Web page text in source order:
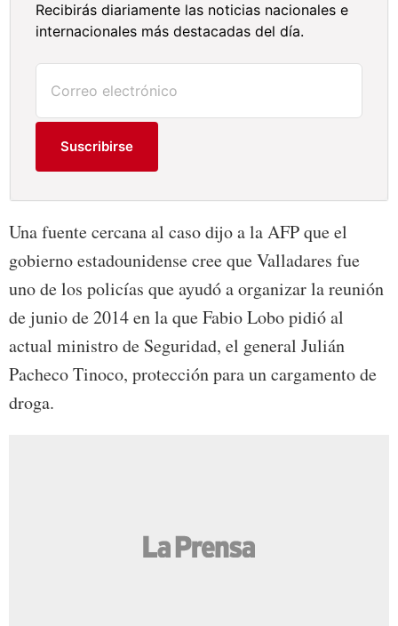
Recibirás diariamente las noticias nacionales e
internacionales más destacadas del día.
Suscribirse
Una fuente cercana al caso dijo a la AFP que el
gobierno estadounidense cree que Valladares fue
uno de los policías que ayudó a organizar la reunión
de junio de 2014 en la que Fabio Lobo pidió al
actual ministro de Seguridad, el general Julián
Pacheco Tinoco, protección para un cargamento de
droga.